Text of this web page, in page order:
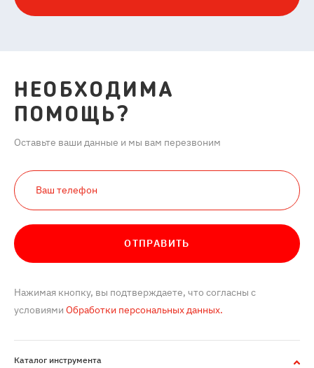
НЕОБХОДИМА
ПОМОЩЬ?
Оставьте ваши данные и мы вам перезвоним
ОТПРАВИТЬ
Нажимая кнопку, вы подтверждаете, что согласны с
условиями Обработки персональных данных.
Каталог инструмента